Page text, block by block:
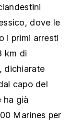
dove le
i primi arresti
km di
dichiarate
capo del
ha già
Marines per